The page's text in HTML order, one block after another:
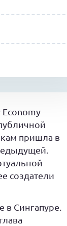
Economy
пришла в
создатели
Сингапуре.